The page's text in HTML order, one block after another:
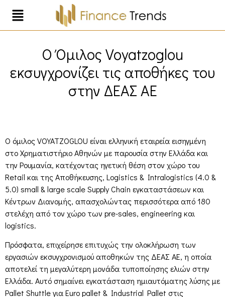
Ο Όμιλος Voyatzoglou
εκσυγχρονίζει τις αποθήκες του
στην ΔΕΑΣ ΑΕ
Ο όμιλος VOYATZOGLOU είναι ελληνική εταιρεία εισηγμένη
στο Χρηματιστήριο Αθηνών με παρουσία στην Ελλάδα και
την Ρουμανία, κατέχοντας ηγετική θέση στον χώρο του
Retail και της Αποθήκευσης, Logistics & Intralogistics (4.0 &
5.0) small & large scale Supply Chain εγκαταστάσεων και
Κέντρων Διανομής, απασχολώντας περισσότερα από 180
στελέχη από τον χώρο των pre-sales, engineering και
logistics.
Πρόσφατα, επιχείρησε επιτυχώς την ολοκλήρωση των
εργασιών εκσυγχρονισμού αποθηκών της ΔΕΑΣ ΑΕ, η οποία
αποτελεί τη μεγαλύτερη μονάδα τυποποίησης ελιών στην
Ελλάδα. Αυτό σημαίνει εγκατάσταση ημιαυτόματης λύσης με
Pallet Shuttle για Euro pallet & Industrial Pallet στις